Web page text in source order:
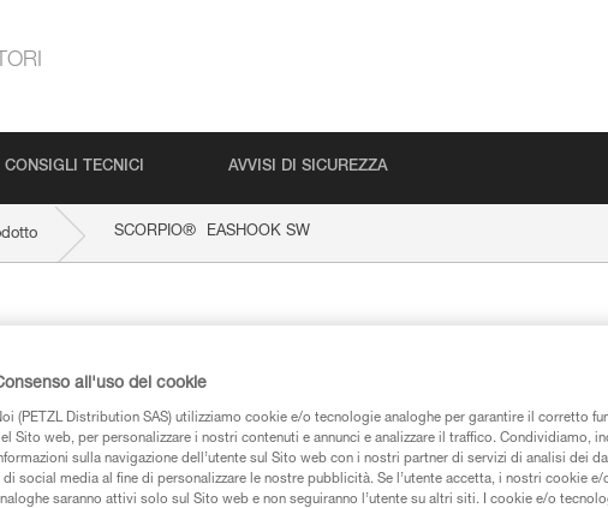
CONSIGLI TECNICI AVVISI DI SICUREZZA
SCORPIO® EASHOOK SW
SW
tecniche
all'uso dei cookie
(PETZL Distribution SAS) utilizziamo cookie e/o tecnologie analoghe per garantire il corretto
Sito web, per personalizzare i nostri contenuti e annunci e analizzare il traffico. Condividiamo,
sulla navigazione dell’utente sul Sito web con i nostri partner di servizi di analisi dei
di social media al fine di personalizzare le nostre pubblicità. Se l’utente accetta, i nostri cookie
saranno attivi solo sul Sito web e non seguiranno l’utente su altri siti. I cookie e/o